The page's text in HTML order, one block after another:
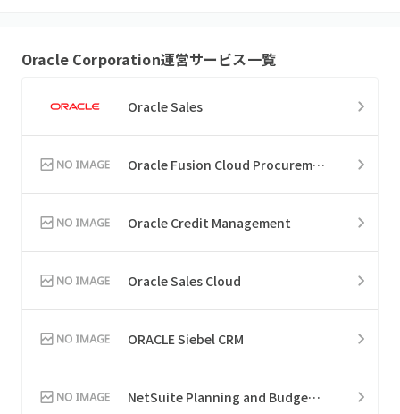
Oracle Corporation運営サービス一覧
Oracle Sales
Oracle Fusion Cloud Procurement
Oracle Credit Management
Oracle Sales Cloud
ORACLE Siebel CRM
NetSuite Planning and Budgeting